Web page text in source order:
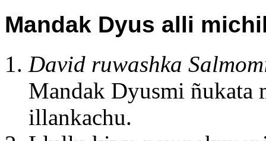
Mandak Dyus alli
David ruwashka
Mandak Dyusmi ñukata
illankachu.